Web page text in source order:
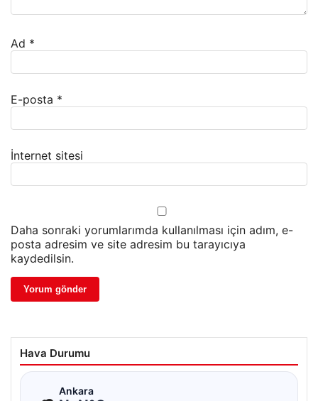
Ad *
E-posta *
İnternet sitesi
Daha sonraki yorumlarımda kullanılması için adım, e-
posta adresim ve site adresim bu tarayıcıya
kaydedilsin.
Hava Durumu
Ankara